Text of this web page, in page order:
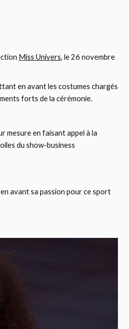
Miss Univers, le 26 novembre
en avant les costumes chargés
forts de la cérémonie.
mesure en faisant appel à la
du show-business
avant sa passion pour ce sport